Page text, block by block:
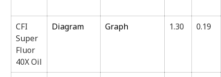
CFI
Super
Fluor
40X Oil
Diagram Graph 1.30 0.19